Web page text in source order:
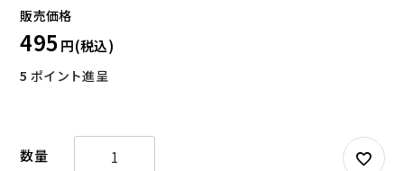
お試しセット
495
5 ポイント進呈